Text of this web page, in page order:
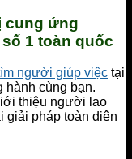
cung ứng
1 toàn quốc
người giúp việc tại
hành cùng bạn.
thiệu người lao
giải pháp toàn diện